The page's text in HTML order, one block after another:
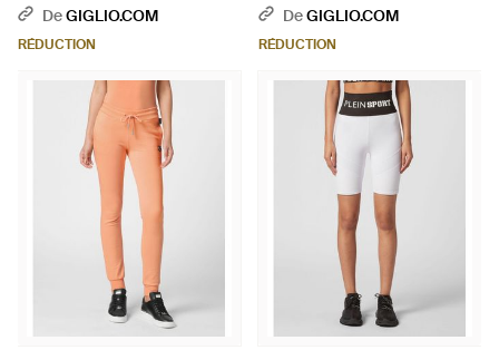
DeGIGLIO.COM
RÉDUCTION
Jaune
DeGIGLIO.COM
RÉDUCTION